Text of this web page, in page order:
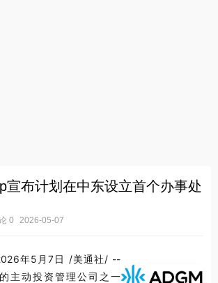
宣布计划在中东设立首个办事处
0 2026-05-07
年5月7日 /美通社/ --
主动投资管理公司之一